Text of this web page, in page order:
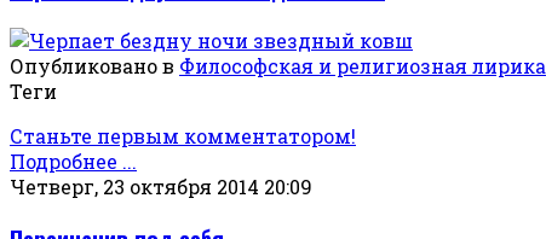
Опубликовано в Философская и религиозная лирика
Теги
Станьте первым комментатором!
Подробнее ...
Четверг, 23 октября 2014 20:09